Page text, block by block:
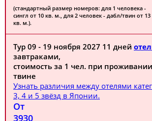
(стандартный размер номеров: для 1 человека -
сингл от 10 кв. м., для 2 человек - дабл/твин от 13
кв. м.).
Тур 09 - 19 ноября 2027 11 дней
завтраками,
стоимость за 1 чел. при
твине
Узнать различия между отелями
3, 4 и 5 звёзд в Японии.
От
3930